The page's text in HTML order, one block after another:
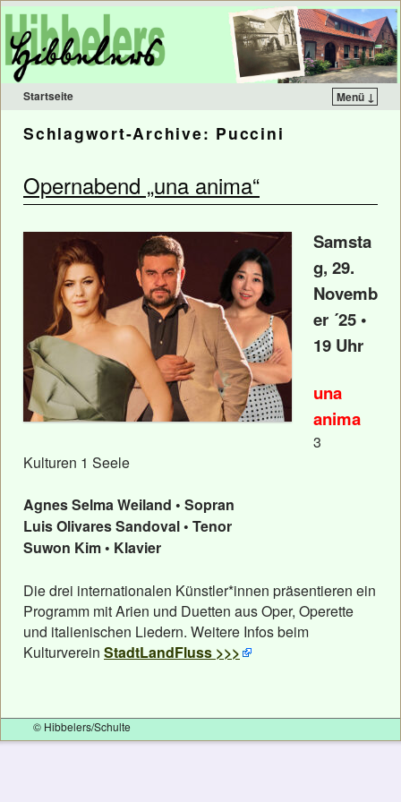
Startseite Menü ↓
Schlagwort-Archive: Puccini
Opernabend „una anima“
Samsta
g, 29.
Novemb
er ´25 •
19 Uhr
una
anima
3
Kulturen 1 Seele
Agnes Selma Weiland • Sopran
Luis Olivares Sandoval • Tenor
Suwon Kim • Klavier
Die drei internationalen Künstler*innen präsentieren ein
Programm mit Arien und Duetten aus Oper, Operette
und italienischen Liedern. Weitere Infos beim
Kulturverein StadtLandFluss >>>
© Hibbelers/Schulte